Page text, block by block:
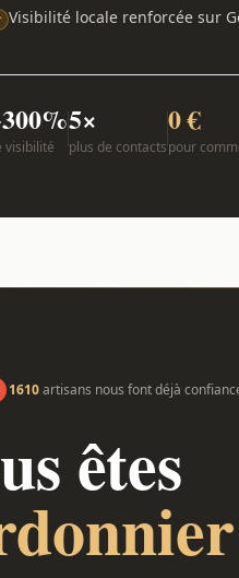
Visibilité locale renforcée sur
visibilité
5×
plus de contacts
0 €
pour
1610artisans nous font déjà
êtes